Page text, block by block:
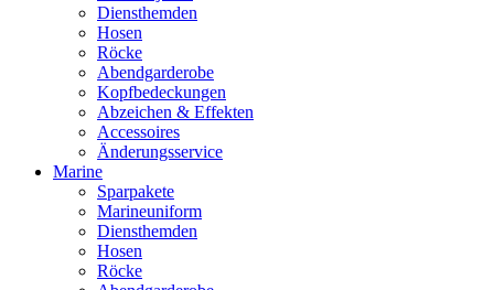
Diensthemden
Hosen
Röcke
Abendgarderobe
Kopfbedeckungen
Abzeichen & Effekten
Accessoires
Änderungsservice
Marine
Sparpakete
Marineuniform
Diensthemden
Hosen
Röcke